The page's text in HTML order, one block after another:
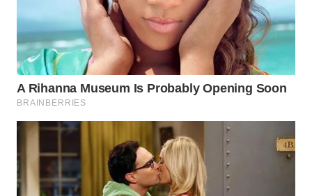
NATUNA
WN
BINTAN
WN
MANDALIKA
WN
LIKUPANG